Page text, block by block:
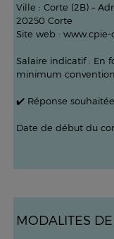
Ville : Corte (2B) –
20250 Corte
Site web : www.cpie-
Salaire indicatif : En
minimum
✔️ Réponse
Date de début du
MODALITES